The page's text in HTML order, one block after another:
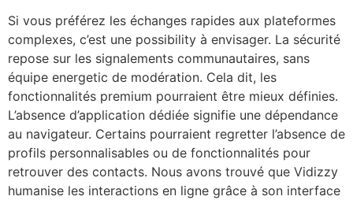
Si vous préférez les échanges rapides aux plateformes
complexes, c’est une possibility à envisager. La sécurité
repose sur les signalements communautaires, sans
équipe energetic de modération. Cela dit, les
fonctionnalités premium pourraient être mieux définies.
L’absence d’application dédiée signifie une dépendance
au navigateur. Certains pourraient regretter l’absence de
profils personnalisables ou de fonctionnalités pour
retrouver des contacts. Nous avons trouvé que Vidizzy
humanise les interactions en ligne grâce à son interface